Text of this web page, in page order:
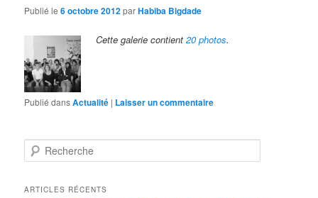
Publié le6 octobre 2012parHabiba Bigdade
Cette galerie contient20 photos.
Publié dansActualité | Laisser un commentaire
e
h
ARTICLES RÉCENTS